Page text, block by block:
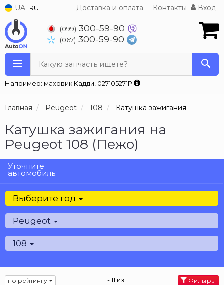
UA RU Доставка и оплата Контакты Вход
(099) 300-59-90
(067) 300-59-90
Какую запчасть ищете?
Например: маховик Кадди, 027105271P
Главная Peugeot 108 Катушка зажигания
Катушка зажигания на
Peugeot 108 (Пежо)
Уточните
автомобиль:
Выберите год
Peugeot
108
по рейтингу 1 - 11 из 11 Фильтры